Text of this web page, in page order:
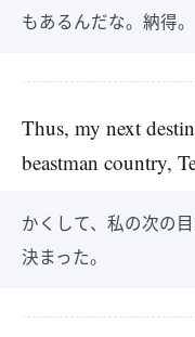
もあるんだな。納得。
Thus, my next
beastman country,
かくして、私の次の
決まった。